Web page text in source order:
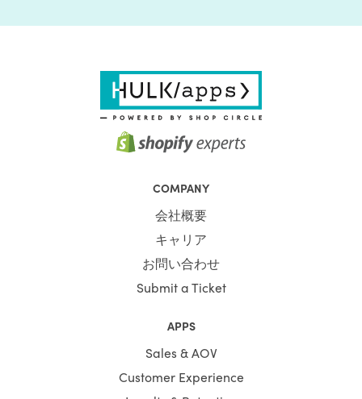
COMPANY
会社概要
キャリア
お問い合わせ
Submit a Ticket
APPS
Sales & AOV
Customer Experience